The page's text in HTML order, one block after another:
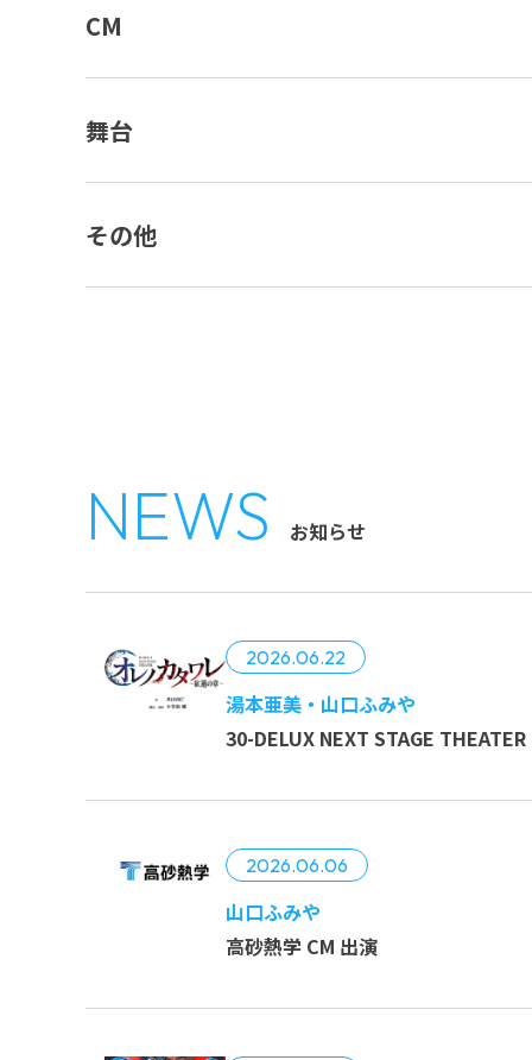
CM
舞台
その他
NEWS お知らせ
2026.06.22
湯本亜美・山口ふみや
30-DELUX NEXT STAGE
2026.06.06
山口ふみや
高砂熱学 CM 出演